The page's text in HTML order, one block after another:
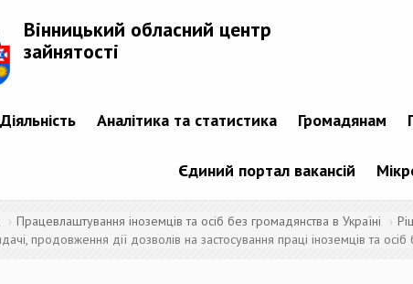
Вінницький обласний центр
зайнятості
Діяльність Аналітика та статистика Громадянам
Єдиний портал вакансій
Працевлаштування іноземців та осіб без громадянства в Україні
продовження дії дозволів на застосування праці іноземців та